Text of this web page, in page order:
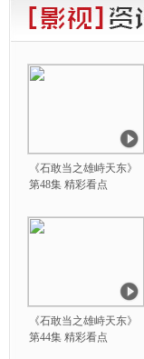
《石敢当之雄峙天东》
第48集 精彩看点
《石敢当之雄峙天东》
第44集 精彩看点